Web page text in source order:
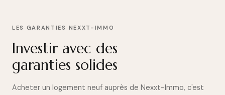
LES GARANTIES NEXXT-IMMO
Investir avec des
garanties solides
Acheter un logement neuf auprès de Nexxt-Immo, c'est